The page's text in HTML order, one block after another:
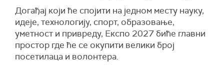
Догађај који ће спојити на једном месту науку,
идеје, технологију, спорт, образовање,
уметност и привреду, Експо 2027 биће главни
простор где ће се окупити велики број
посетилаца и волонтера.